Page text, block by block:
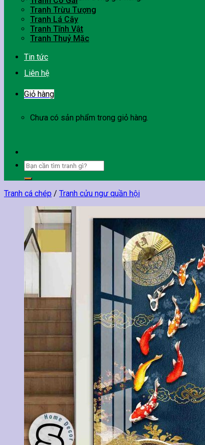
Tranh Trừu Tượng
Tranh Lá Cây
Tranh Tĩnh Vật
Tranh Thuỷ Mặc
Tin tức
Liên hệ
Giỏ hàng
Chưa có sản phẩm trong giỏ hàng.
Tìm
kiếm:
Tranh cá chép / Tranh cửu ngư quần hội